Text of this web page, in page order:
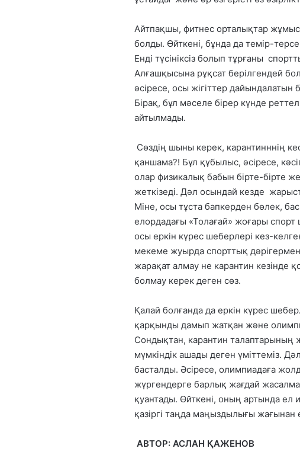
Айтпақшы, фитнес орталықтар
болды. Өйткені, бұнда да темір-
Енді түсініксіз болып тұрғаны
Алғашқысына рұқсат берілгендей
әсіресе, осы жігіттер дайындалатын
Бірақ, бұл мәселе бірер күнде
айтылмады.
Сөздің шыны керек, карантинннің
қаншама?! Бұл құбылыс, әсіресе,
олар физикалық бабын бірте-бірте
жеткізеді. Дәл осындай кезде
Міне, осы тұста бапкерден бөлек,
елордадағы «Толағай» жоғары спорт
осы еркін күрес шеберлері кез-
мекеме жуырда спорттық
жарақат алмау не карантин кезінде
болмау керек деген сөз.
Қалай болғанда да еркін күрес
қарқынды дамып жатқан және
Сондықтан, карантин талаптарының
мүмкіндік ашады деген үміттеміз.
басталды. Әсіресе, олимпиадаға
жүргендерге барлық жағдай
қуантады. Өйткені, оның артында ел
қазіргі таңда маңыздылығы
АВТОР: АСЛАН ҚАЖЕНОВ